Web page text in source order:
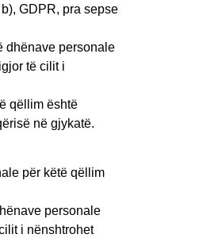
GDPR, pra sepse
dhënave personale
të cilit i
qëllim është
në gjykatë.
për këtë qëllim
personale
i nënshtrohet